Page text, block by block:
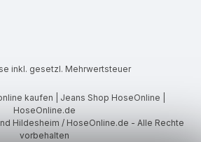
inkl. gesetzl. Mehrwertsteuer
kaufen | Jeans Shop HoseOnline |
HoseOnline.de
Hildesheim / HoseOnline.de - Alle Rechte
vorbehalten